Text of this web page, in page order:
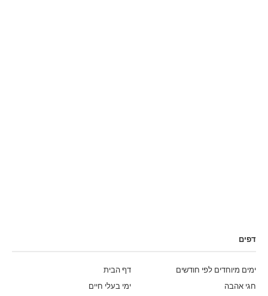
דפים
דף הבית
ימים מיוחדים לפי חודשים
ימי בעלי חיים
חגי אהבה